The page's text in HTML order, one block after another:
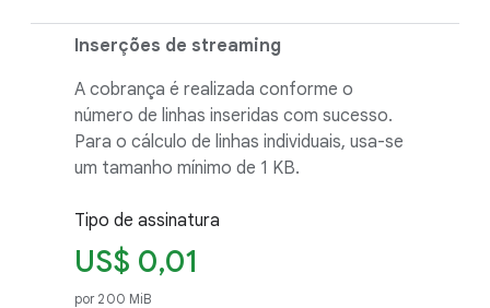
Inserções de streaming
A cobrança é realizada conforme o
número de linhas inseridas com sucesso.
Para o cálculo de linhas individuais, usa-se
um tamanho mínimo de 1 KB.
Tipo de assinatura
US$ 0,01
por 200 MiB